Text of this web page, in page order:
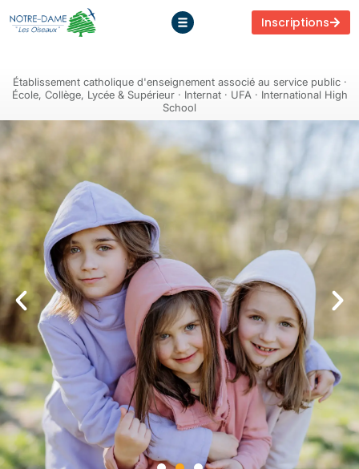
Inscriptions
Établissement catholique d'enseignement associé au service public ·
École, Collège, Lycée & Supérieur · Internat · UFA · International High
School